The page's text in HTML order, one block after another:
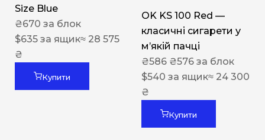
Size Blue
₴670 за блок
$635 за ящик≈ 28 575
₴
Купити
OK KS 100 Red —
класичні сигарети у
м’якій пачці
₴586 ₴576 за блок
$540 за ящик≈ 24 300
₴
Купити